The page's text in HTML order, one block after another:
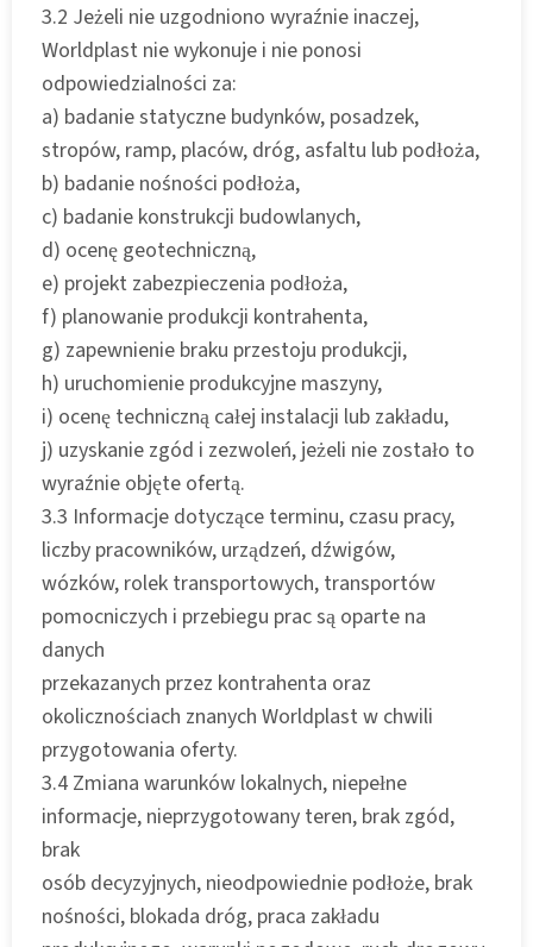
3.2 Jeżeli nie uzgodniono wyraźnie inaczej,
Worldplast nie wykonuje i nie ponosi
odpowiedzialności za:
a) badanie statyczne budynków, posadzek,
stropów, ramp, placów, dróg, asfaltu lub podłoża,
b) badanie nośności podłoża,
c) badanie konstrukcji budowlanych,
d) ocenę geotechniczną,
e) projekt zabezpieczenia podłoża,
f) planowanie produkcji kontrahenta,
g) zapewnienie braku przestoju produkcji,
h) uruchomienie produkcyjne maszyny,
i) ocenę techniczną całej instalacji lub zakładu,
j) uzyskanie zgód i zezwoleń, jeżeli nie zostało to
wyraźnie objęte ofertą.
3.3 Informacje dotyczące terminu, czasu pracy,
liczby pracowników, urządzeń, dźwigów,
wózków, rolek transportowych, transportów
pomocniczych i przebiegu prac są oparte na
danych
przekazanych przez kontrahenta oraz
okolicznościach znanych Worldplast w chwili
przygotowania oferty.
3.4 Zmiana warunków lokalnych, niepełne
informacje, nieprzygotowany teren, brak zgód,
brak
osób decyzyjnych, nieodpowiednie podłoże, brak
nośności, blokada dróg, praca zakładu